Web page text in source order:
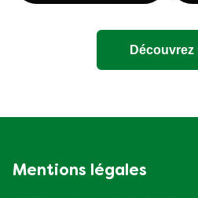
Découvrez
Mentions légales